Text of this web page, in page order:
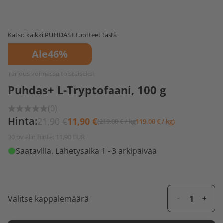
Katso kaikki PUHDAS+tuotteet tästä
Ale46%
Tarjous voimassa toistaiseksi
Puhdas+ L-Tryptofaani, 100 g
(0)
Hinta:21,90 €11,90 €(219,00 € / kg119,00 € / kg)
30 pv alin hinta: 11,90 EUR
Saatavilla. Lähetysaika 1 - 3 arkipäivää
Valitse kappalemäärä